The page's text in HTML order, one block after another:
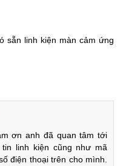
máy cho khách hàng.
bị
mới nhất 2025:
Liên hệ
6-12
tháng
sẵn linh kiện màn cảm ứng
ơn anh đã quan tâm tới
linh kiện cũng như mã
điện thoại trên cho mình.